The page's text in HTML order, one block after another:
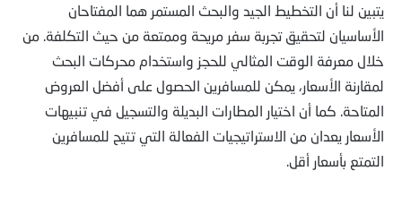
يتبين لنا أن التخطيط الجيد والبحث المستمر هما المفتاحان
الأساسيان لتحقيق تجربة سفر مريحة وممتعة من حيث التكلفة. من
خلال معرفة الوقت المثالي للحجز واستخدام محركات البحث
لمقارنة الأسعار، يمكن للمسافرين الحصول على أفضل العروض
المتاحة. كما أن اختيار المطارات البديلة والتسجيل في تنبيهات
الأسعار يعدان من الاستراتيجيات الفعالة التي تتيح للمسافرين
التمتع بأسعار أقل.